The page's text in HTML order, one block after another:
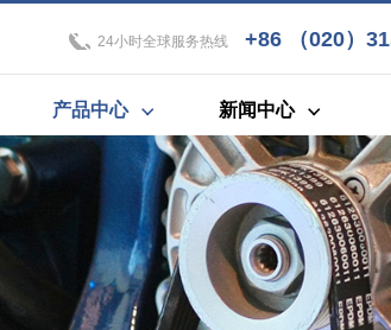
24小时全球服务热线 +86 （020）
产品中心 新闻中心